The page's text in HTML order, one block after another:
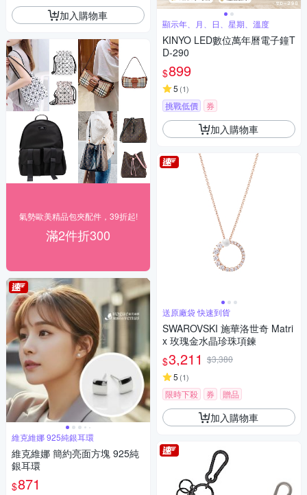
加入購物車
氣勢歐美精品包夾配件，39折起!
滿2件折300
維克維娜 925純銀耳環
維克維娜 簡約亮面方塊 925純
銀耳環
$871
顯示年、月、日、星期、溫度
KINYO LED數位萬年曆電子鐘T
D-290
$899
5 (1)
挑戰低價 券
加入購物車
送原廠袋 快速到貨
SWAROVSKI 施華洛世奇 Matri
x 玫瑰金水晶珍珠項鍊
$3,211 $3,380
5 (1)
限時下殺 券 贈品
加入購物車